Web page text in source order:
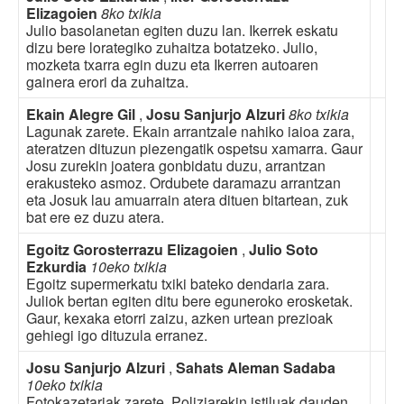
Elizagoien 8ko txikia
Julio basolanetan egiten duzu lan. Ikerrek eskatu
dizu bere lorategiko zuhaitza botatzeko. Julio,
mozketa txarra egin duzu eta Ikerren autoaren
gainera erori da zuhaitza.
Ekain Alegre Gil , Josu Sanjurjo Alzuri8ko txikia
Lagunak zarete. Ekain arrantzale nahiko iaioa zara,
ateratzen dituzun piezengatik ospetsu xamarra. Gaur
Josu zurekin joatera gonbidatu duzu, arrantzan
erakusteko asmoz. Ordubete daramazu arrantzan
eta Josuk lau amuarrain atera dituen bitartean, zuk
bat ere ez duzu atera.
Egoitz Gorosterrazu Elizagoien , Julio Soto
Ezkurdia 10eko txikia
Egoitz supermerkatu txiki bateko dendaria zara.
Juliok bertan egiten ditu bere eguneroko erosketak.
Gaur, kexaka etorri zaizu, azken urtean prezioak
gehiegi igo dituzula erranez.
Josu Sanjurjo Alzuri , Sahats Aleman Sadaba
10eko txikia